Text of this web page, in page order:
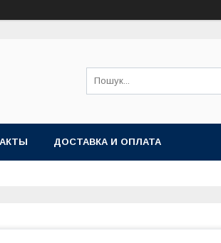
ДОСТАВКА И ОПЛАТА